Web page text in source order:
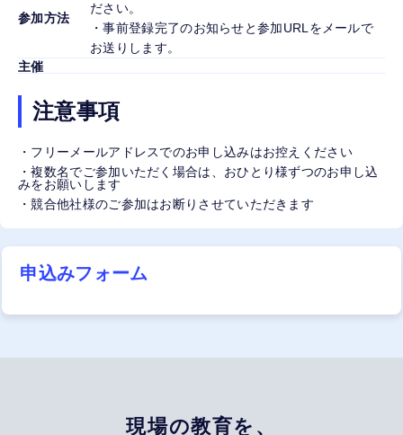
参加方法
ださい。
・事前登録完了のお知らせと参加URLをメールで
お送りします。
主催
注意事項
・フリーメールアドレスでのお申し込みはお控えください
・複数名でご参加いただく場合は、おひとり様ずつのお申し込
みをお願いします
・競合他社様のご参加はお断りさせていただきます
申込みフォーム
現場の教育を、